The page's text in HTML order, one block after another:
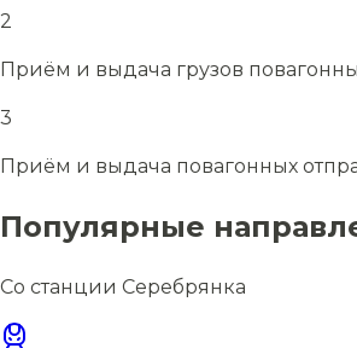
2
Приём и выдача грузов
3
Приём и выдача повагонных
Популярные
Со станции Серебрянка